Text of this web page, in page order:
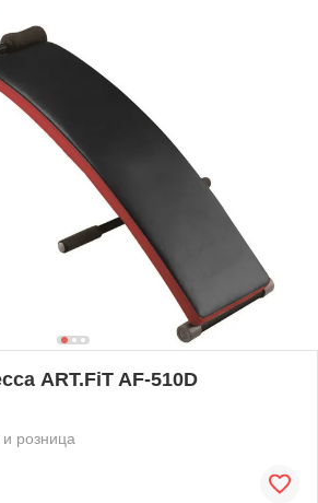
ART.FiT AF-510D
розница